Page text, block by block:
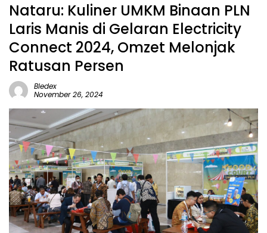
Nataru: Kuliner UMKM Binaan PLN
Laris Manis di Gelaran Electricity
Connect 2024, Omzet Melonjak
Ratusan Persen
Bledex
November 26, 2024